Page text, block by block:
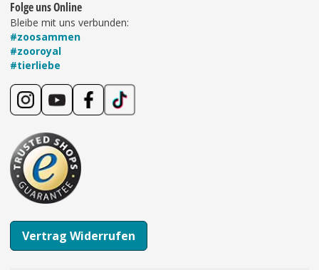
Folge uns Online
Bleibe mit uns verbunden:
#zoosammen
#zooroyal
#tierliebe
Vertrag Widerrufen